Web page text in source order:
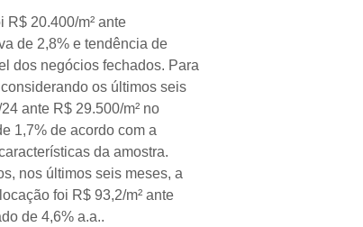
R$ 20.400/m² ante
de 2,8% e tendência de
dos negócios fechados. Para
os últimos seis
ante R$ 29.500/m² no
1,7% de acordo com a
da amostra.
nos últimos seis meses, a
foi R$ 93,2/m² ante
de 4,6% a.a..